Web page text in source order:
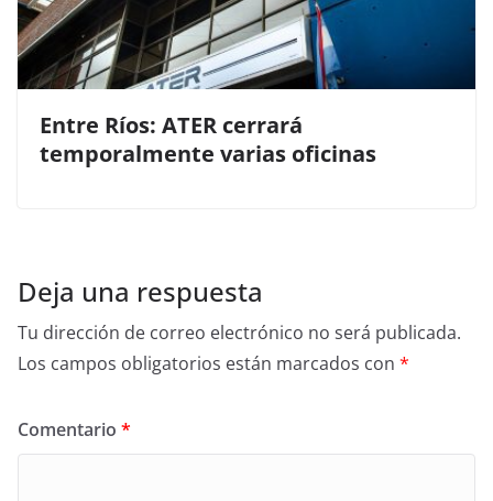
Entre Ríos: ATER cerrará
temporalmente varias oficinas
Deja una respuesta
Tu dirección de correo electrónico no será publicada.
Los campos obligatorios están marcados con *
Comentario *